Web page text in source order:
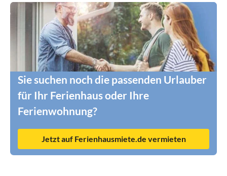
Sie suchen noch die passenden Urlauber
für Ihr Ferienhaus oder Ihre
Ferienwohnung?
Jetzt auf Ferienhausmiete.de vermieten